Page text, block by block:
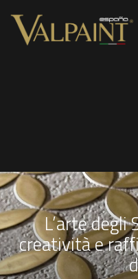
L’arte degli
creatività e